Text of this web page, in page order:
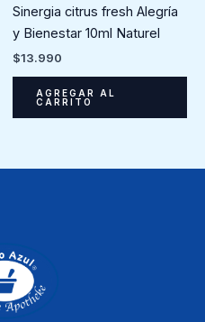
Sinergia citrus fresh Alegría
y Bienestar 10ml Naturel
$13.990
AGREGAR AL
CARRITO